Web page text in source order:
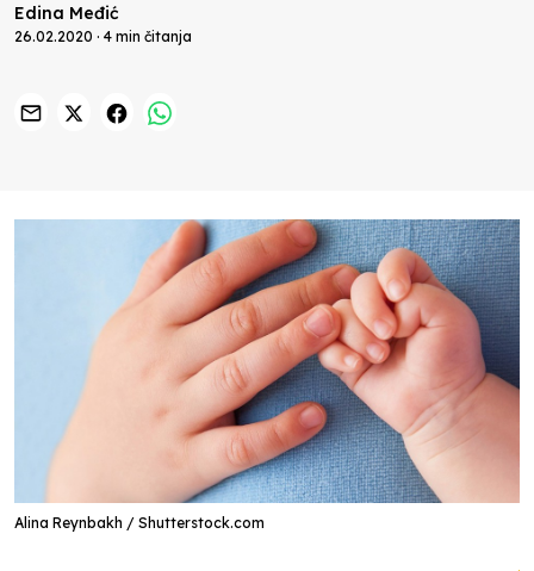
Edina Međić
26.02.2020 · 4 min čitanja
Alina Reynbakh / Shutterstock.com